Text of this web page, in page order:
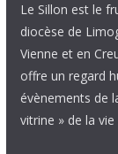
Le Sillon est le
diocèse de
Vienne et en
offre un regard
évènements de
vitrine » de la